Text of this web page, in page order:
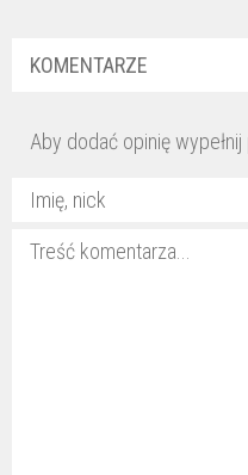
KOMENTARZE
Aby dodać opinię